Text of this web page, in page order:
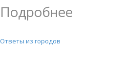
Подробнее
Ответы из городов